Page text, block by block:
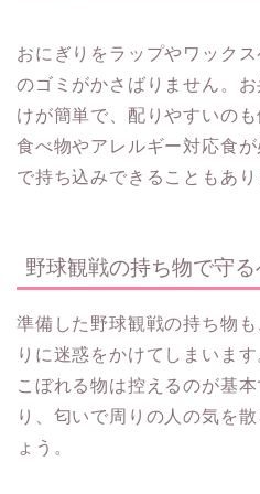
おにぎりをラップやワック
のゴミがかさばりません。
けが簡単で、配りやすいの
食べ物やアレルギー対応食
で持ち込みできることもあり
野球観戦の持ち物で守
準備した野球観戦の持ち物
りに迷惑をかけてしまいま
こぼれる物は控えるのが基
り、匂いで周りの人の気を
ょう。